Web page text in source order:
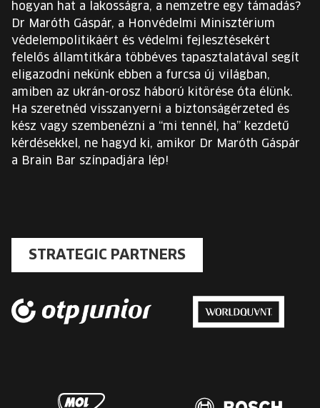
hogyan hat a lakosságra, a nemzetre egy támadás?
Dr Maróth Gáspár, a Honvédelmi Minisztérium
védelempolitikáért és védelmi fejlesztésekért
felelős államtitkára többéves tapasztalatával segít
eligazodni nekünk ebben a furcsa új világban,
amiben az ukrán-orosz háború kitörése óta élünk.
Ha szeretnéd visszanyerni a biztonságérzeted és
kész vagy szembenézni a “mi tennél, ha” kezdetű
kérdésekkel, ne hagyd ki, amikor Dr Maróth Gáspár
a Brain Bar színpadjára lép!
STRATEGIC PARTNERS